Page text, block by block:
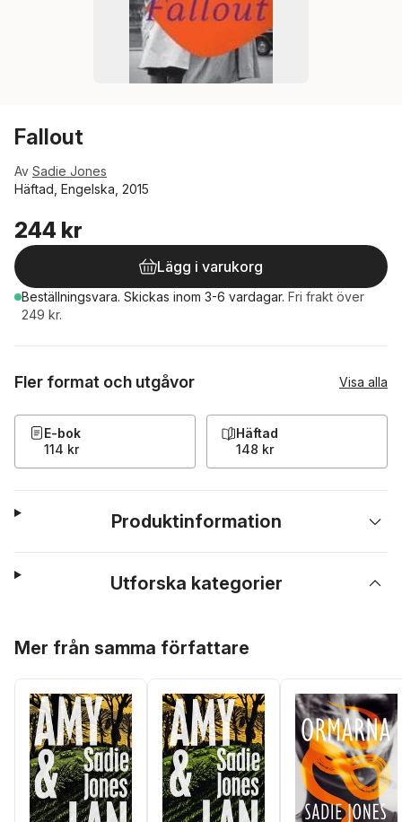
Fallout
Av Sadie Jones
Häftad, Engelska, 2015
244 kr
Lägg i varukorg
Beställningsvara. Skickas inom 3-6 vardagar. Fri frakt över
249 kr.
Fler format och utgåvor Visa alla
E-bok
114 kr
Häftad
148 kr
Produktinformation
Utforska kategorier
Mer från samma författare